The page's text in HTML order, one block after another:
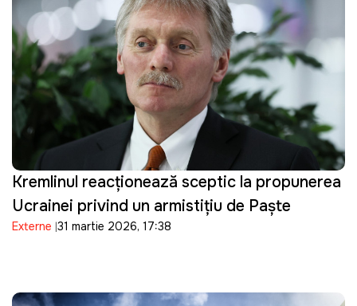
Kremlinul reacționează sceptic la propunerea
Ucrainei privind un armistițiu de Paște
Externe 31 martie 2026, 17:38